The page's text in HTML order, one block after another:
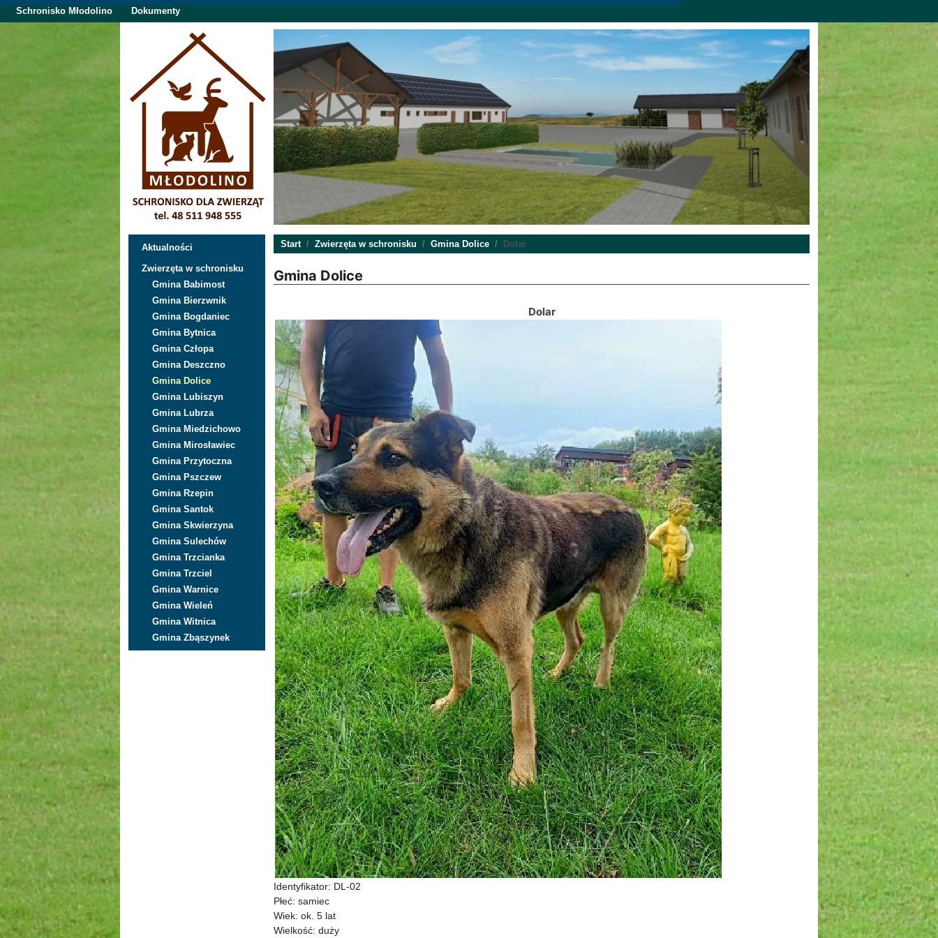
Schronisko Młodolino Dokumenty
Aktualności
Zwierzęta w schronisku
Gmina Babimost
Gmina Bierzwnik
Gmina Bogdaniec
Gmina Bytnica
Gmina Człopa
Gmina Deszczno
Gmina Dolice
Gmina Lubiszyn
Gmina Lubrza
Gmina Miedzichowo
Gmina Mirosławiec
Gmina Przytoczna
Gmina Pszczew
Gmina Rzepin
Gmina Santok
Gmina Skwierzyna
Gmina Sulechów
Gmina Trzcianka
Gmina Trzciel
Gmina Warnice
Gmina Wieleń
Gmina Witnica
Gmina Zbąszynek
Start Zwierzęta w schronisku Gmina Dolice Dolar
Gmina Dolice
Dolar
Identyfikator: DL-02
Płeć: samiec
Wiek: ok. 5 lat
Wielkość: duży